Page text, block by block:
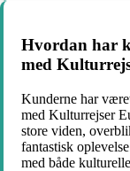
Hvordan har
med
Kunderne har
med Kulturrejser
store viden,
fantastisk
med både